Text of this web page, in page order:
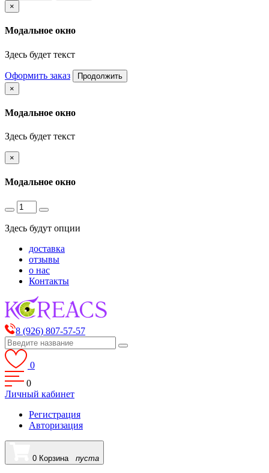
×
Модальное окно
Здесь будет текст
Оформить заказ
Продолжить
×
Модальное окно
Здесь будет текст
×
Модальное окно
Здесь будут опции
доставка
отзывы
о нас
Контакты
8 (926) 807-57-57
0
0
Личный кабинет
Регистрация
Авторизация
0 Корзина пуста